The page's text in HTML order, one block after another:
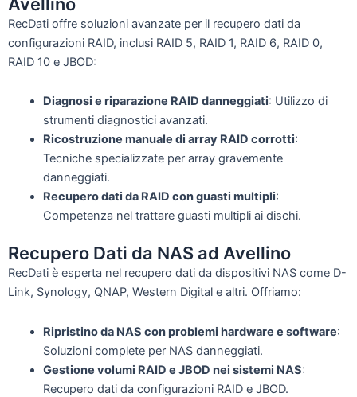
RecDati offre soluzioni avanzate per il recupero dati da
configurazioni RAID, inclusi RAID 5, RAID 1, RAID 6, RAID 0,
RAID 10 e JBOD:
Diagnosi e riparazione RAID danneggiati: Utilizzo di
strumenti diagnostici avanzati.
Ricostruzione manuale di array RAID corrotti:
Tecniche specializzate per array gravemente
danneggiati.
Recupero dati da RAID con guasti multipli:
Competenza nel trattare guasti multipli ai dischi.
Recupero Dati da NAS ad Avellino
RecDati è esperta nel recupero dati da dispositivi NAS come D-
Link, Synology, QNAP, Western Digital e altri. Offriamo:
Ripristino da NAS con problemi hardware e software:
Soluzioni complete per NAS danneggiati.
Gestione volumi RAID e JBOD nei sistemi NAS:
Recupero dati da configurazioni RAID e JBOD.